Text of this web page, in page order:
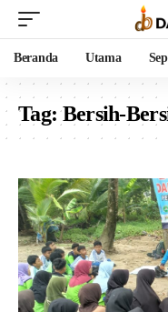
Beranda Utama
Tag:Bersih-